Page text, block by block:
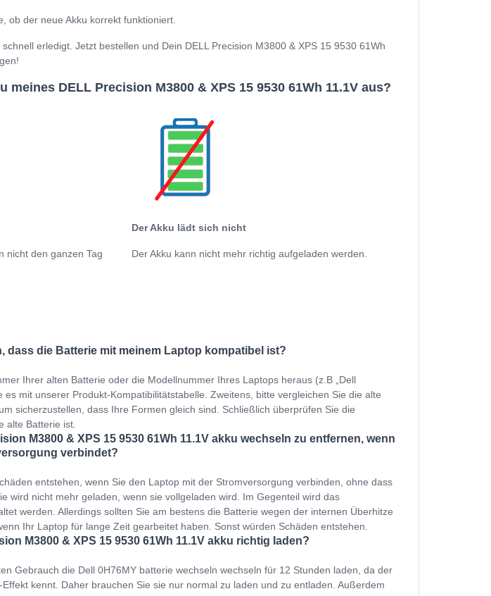
ob der neue Akku korrekt funktioniert.
erledigt. Jetzt bestellen und Dein DELL Precision M3800 & XPS 15 9530 61Wh
meines DELL Precision M3800 & XPS 15 9530 61Wh 11.1V aus?
nicht den ganzen Tag
Der Akku lädt sich nicht
Der Akku kann nicht mehr richtig aufgeladen werden.
dass die Batterie mit meinem Laptop kompatibel ist?
Ihrer alten Batterie oder die Modellnummer Ihres Laptops heraus (z.B „Dell
es mit unserer Produkt-Kompatibilitätstabelle. Zweitens, bitte vergleichen Sie die alte
sicherzustellen, dass Ihre Formen gleich sind. Schließlich überprüfen Sie die
alte Batterie ist.
M3800 & XPS 15 9530 61Wh 11.1V akku wechseln zu entfernen, wenn
verbindet?
entstehen, wenn Sie den Laptop mit der Stromversorgung verbinden, ohne dass
wird nicht mehr geladen, wenn sie vollgeladen wird. Im Gegenteil wird das
werden. Allerdings sollten Sie am bestens die Batterie wegen der internen Überhitze
Ihr Laptop für lange Zeit gearbeitet haben. Sonst würden Schäden entstehen.
M3800 & XPS 15 9530 61Wh 11.1V akku richtig laden?
Gebrauch die Dell 0H76MY batterie wechseln wechseln für 12 Stunden laden, da der
kennt. Daher brauchen Sie sie nur normal zu laden und zu entladen. Außerdem